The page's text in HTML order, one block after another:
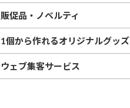
販促品・ノベルティ
1個から作れるオリジナルグッズ
ウェブ集客サービス